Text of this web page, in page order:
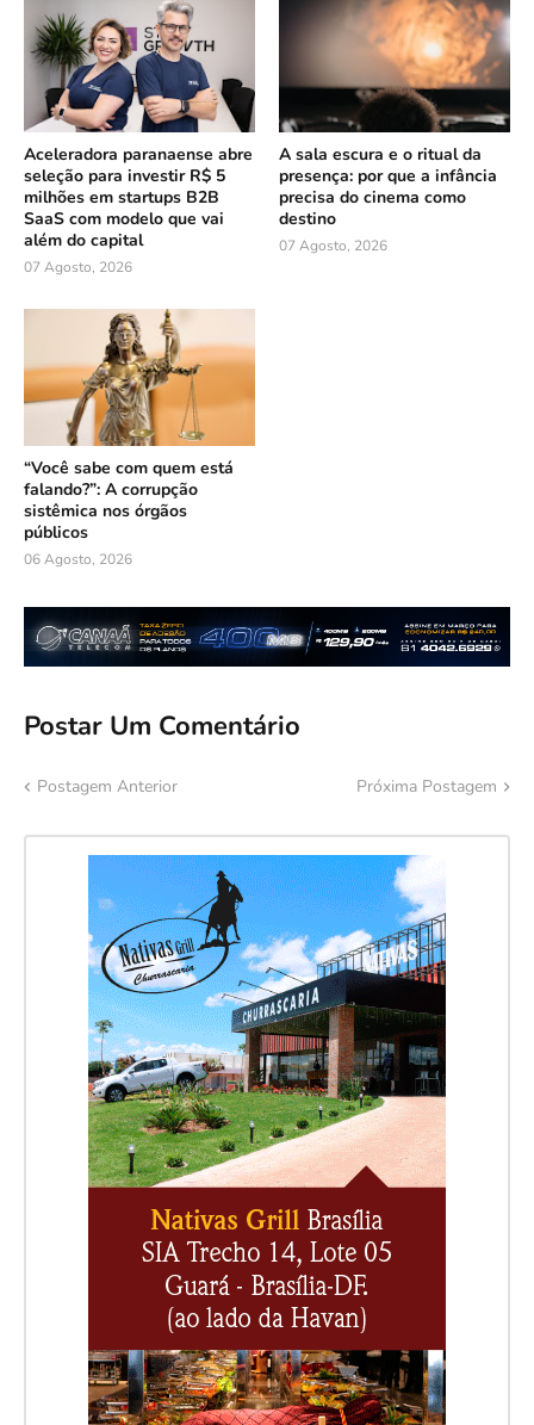
Aceleradora paranaense abre
seleção para investir R$ 5
milhões em startups B2B
SaaS com modelo que vai
além do capital
07 Agosto, 2026
A sala escura e o ritual da
presença: por que a infância
precisa do cinema como
destino
07 Agosto, 2026
“Você sabe com quem está
falando?”: A corrupção
sistêmica nos órgãos
públicos
06 Agosto, 2026
Postar Um Comentário
Postagem Anterior Próxima Postagem